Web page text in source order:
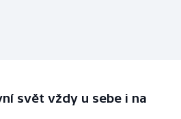
svět vždy u sebe i na